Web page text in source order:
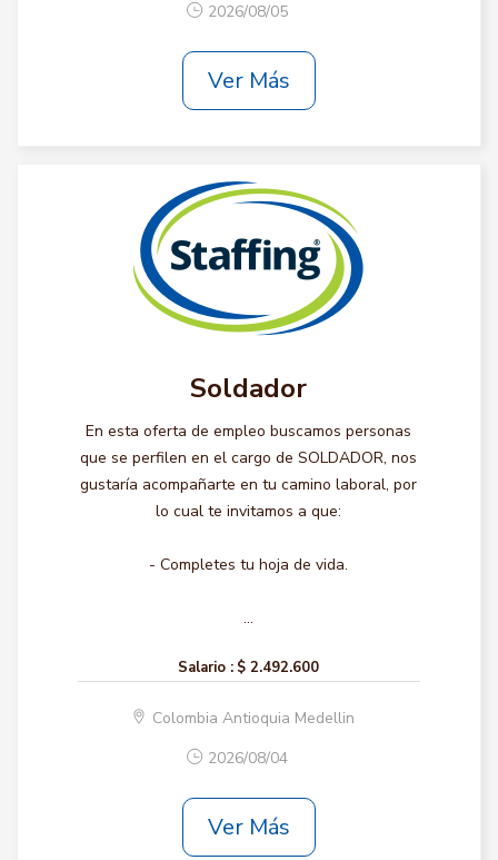
2026/08/05
Ver Más
Soldador
En esta oferta de empleo buscamos personas
que se perfilen en el cargo de SOLDADOR, nos
gustaría acompañarte en tu camino laboral, por
lo cual te invitamos a que:
- Completes tu hoja de vida.
...
Salario : $ 2.492.600
Colombia Antioquia Medellin
2026/08/04
Ver Más